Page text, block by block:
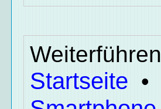
Startseite •